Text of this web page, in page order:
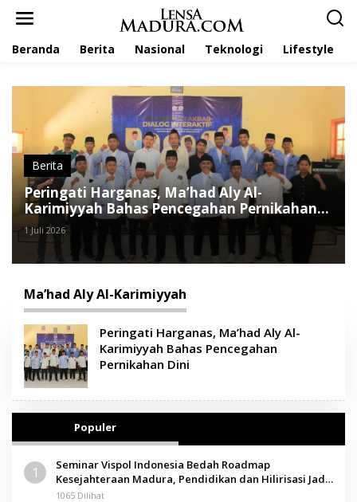
Beranda Berita Nasional Teknologi Lifestyle
Berita
Peringati Harganas, Ma’had Aly Al-
Karimiyyah Bahas Pencegahan Pernikahan
Dini
1 Juli 2026
Ma’had Aly Al-Karimiyyah
Peringati Harganas, Ma’had Aly Al-
Karimiyyah Bahas Pencegahan
Pernikahan Dini
Populer
1
Seminar Vispol Indonesia Bedah Roadmap
Kesejahteraan Madura, Pendidikan dan Hilirisasi Jadi
Kunci
1065 Dilihat